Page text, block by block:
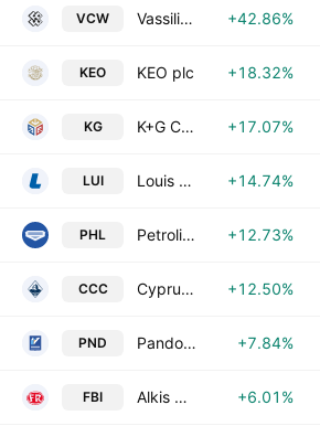
VCW Vassiliko Cement Works Public Co. Ltd. +42.86%
KEO KEO plc +18.32%
KG K+G Complex Public Company Ltd +17.07%
LUI Louis Public Company Ltd. +14.74%
PHL Petrolina (Holdings) Public Ltd. +12.73%
CCC Cyprus Cement Company Limited +12.50%
PND Pandora Investments Public Ltd. +7.84%
FBI Alkis H. Hadjikyriacos (Frou Frou Biscuits) Public Ltd. +6.01%